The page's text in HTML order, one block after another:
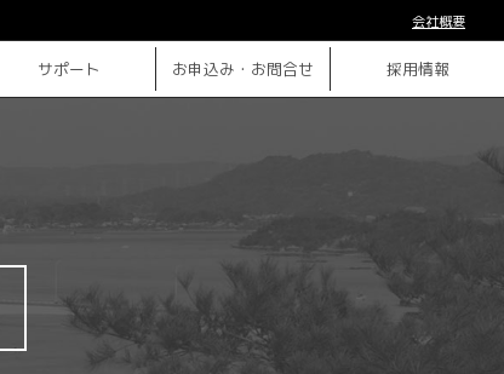
会社概要
サポート お申込み・お問合せ 採用情報